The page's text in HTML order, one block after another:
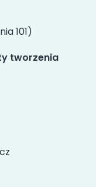
101)
tworzenia